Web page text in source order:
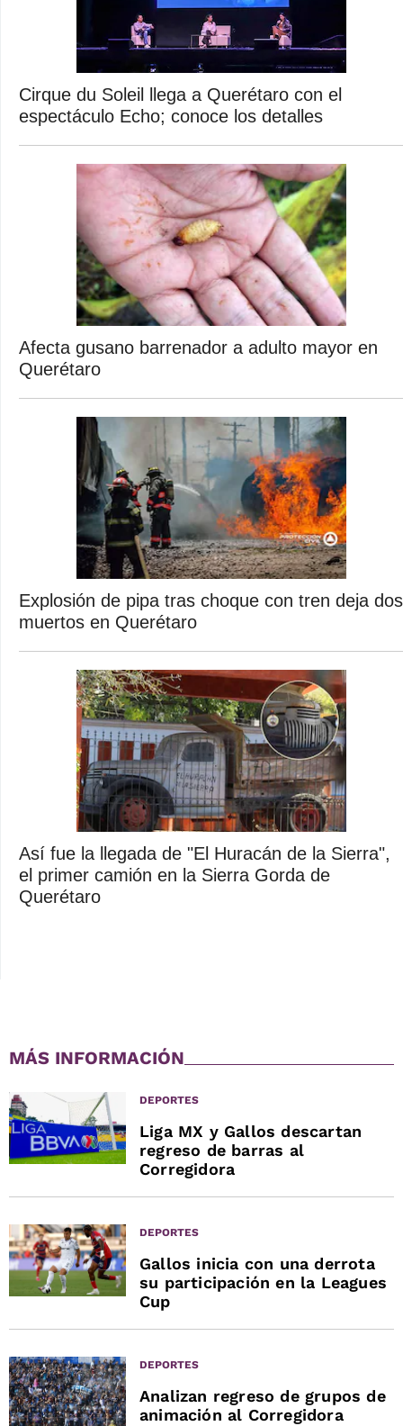
Cirque du Soleil llega a Querétaro con el
espectáculo Echo; conoce los detalles
Afecta gusano barrenador a adulto mayor en
Querétaro
Explosión de pipa tras choque con tren deja dos
muertos en Querétaro
Así fue la llegada de "El Huracán de la Sierra",
el primer camión en la Sierra Gorda de
Querétaro
MÁS INFORMACIÓN
DEPORTES
Liga MX y Gallos descartan
regreso de barras al
Corregidora
DEPORTES
Gallos inicia con una derrota
su participación en la Leagues
Cup
DEPORTES
Analizan regreso de grupos de
animación al Corregidora